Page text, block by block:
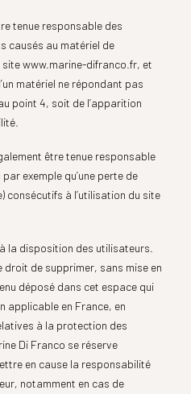
tenue responsable des
causés au matériel de
site www.marine-difranco.fr, et
matériel ne répondant pas
point 4, soit de l’apparition
être tenue responsable
exemple qu’une perte de
consécutifs à l’utilisation du site
la disposition des utilisateurs.
droit de supprimer, sans mise en
déposé dans cet espace qui
applicable en France, en
à la protection des
Di Franco se réserve
en cause la responsabilité
notamment en cas de